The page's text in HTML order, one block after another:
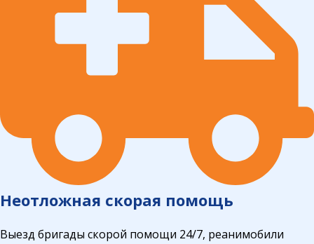
Неотложная скорая помощь
Выезд бригады скорой помощи 24/7, реанимобили